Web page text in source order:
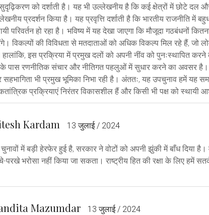
को दर्शाती है। यह भी उल्लेखनीय है कि कई क्षेत्रों में छोटे दल
प्रदर्शन किया है। यह प्रवृत्ति दर्शाती है कि भारतीय राजनीति में
परिवर्तन हो रहा है। भविष्य में यह देखा जाएगा कि मौजूदा गठबंधनों
विकल्पों की विविधता से मतदाताओं को अधिक विकल्प मिल रहे हैं, जो
इस प्रक्रिया में प्रमुख दलों को अपनी नींव को पुनःस्थापित
पास रणनीतिक संचार और नीतिगत पहलुओं में सुधार करने का अवसर है।
भी प्रमुख भूमिका निभा रही है। अंततः, यह उपचुनाव हमें यह
प्रक्रियाएं निरंतर विकासशील हैं और किसी भी पक्ष को स्थायी
Kardam 13 जुलाई / 2024
में बड़ी हेरफेर हुई है, सरकार ने वोटों को अपनी झुंकी में बाँध दिया है।
परखे भरोसा नहीं किया जा सकता। राष्ट्रीय हित की रक्षा के लिए हमें
Mazumdar 13 जुलाई / 2024